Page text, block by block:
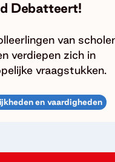
Debatteert!
van
verdiepen zich in
vraagstukken.
en vaardigheden